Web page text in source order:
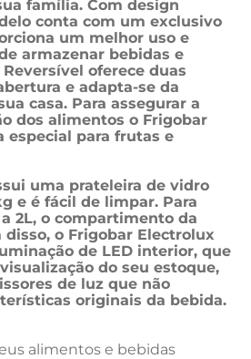
família. Com design
conta com um exclusivo
um melhor uso e
armazenar bebidas e
oferece duas
e adapta-se da
casa. Para assegurar a
dos alimentos o Frigobar
especial para frutas e
uma prateleira de vidro
e é fácil de limpar. Para
2L, o compartimento da
o Frigobar Electrolux
de LED interior, que
do seu estoque,
de luz que não
originais da bebida.
alimentos e bebidas